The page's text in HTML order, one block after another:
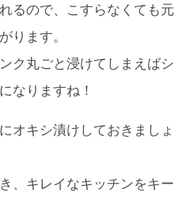
るので、こすらなくても元
ります。
ク丸ごと浸けてしまえばシ
なりますね！
オキシ漬けしておきましょ
、キレイなキッチンをキー